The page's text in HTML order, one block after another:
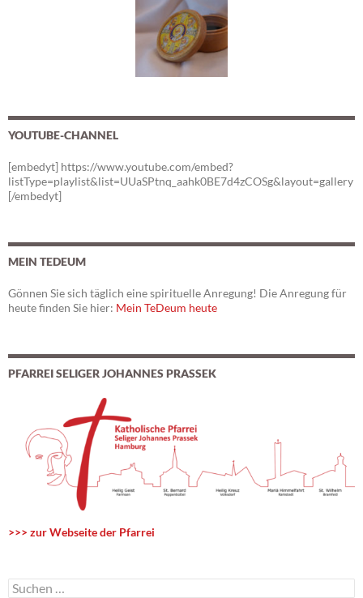
YOUTUBE-CHANNEL
[embedyt] https://www.youtube.com/embed?
listType=playlist&list=UUaSPtnq_aahk0BE7d4zCOSg&layout=gallery
[/embedyt]
MEIN TEDEUM
Gönnen Sie sich täglich eine spirituelle Anregung! Die Anregung für
heute finden Sie hier: Mein TeDeum heute
PFARREI SELIGER JOHANNES PRASSEK
>>> zur Webseite der Pfarrei
S